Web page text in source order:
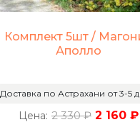
Комплект 5шт /
Аполло
Доставка по Астрахани от 3-5
Цена: 2 330 ₽ 2 160 ₽